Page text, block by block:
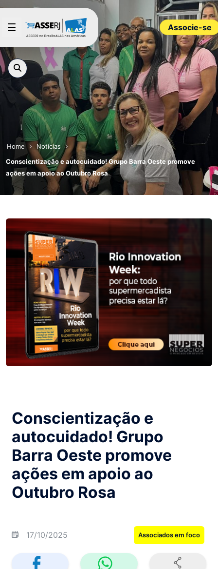
Pular para o Conteúdo principal
Associe-se
Home
Notícias
Conscientização e autocuidado! Grupo Barra Oeste promove
ações em apoio ao Outubro Rosa
Conscientização e
autocuidado! Grupo
Barra Oeste promove
ações em apoio ao
Outubro Rosa
17/10/2025 Associados em foco